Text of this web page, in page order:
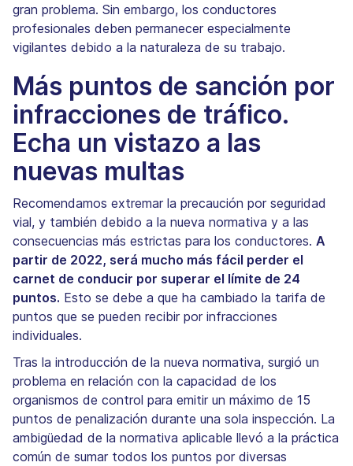
gran problema. Sin embargo, los conductores
profesionales deben permanecer especialmente
vigilantes debido a la naturaleza de su trabajo.
Más puntos de sanción por
infracciones de tráfico.
Echa un vistazo a las
nuevas multas
Recomendamos extremar la precaución por seguridad
vial, y también debido a la nueva normativa y a las
consecuencias más estrictas para los conductores. A
partir de 2022, será mucho más fácil perder el
carnet de conducir por superar el límite de 24
puntos. Esto se debe a que ha cambiado la tarifa de
puntos que se pueden recibir por infracciones
individuales.
Tras la introducción de la nueva normativa, surgió un
problema en relación con la capacidad de los
organismos de control para emitir un máximo de 15
puntos de penalización durante una sola inspección. La
ambigüedad de la normativa aplicable llevó a la práctica
común de sumar todos los puntos por diversas